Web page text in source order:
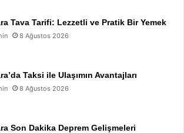
Tava Tarifi: Lezzetli ve Pratik Bir Yemek
8 Ağustos 2026
Taksi ile Ulaşımın Avantajları
8 Ağustos 2026
Son Dakika Deprem Gelişmeleri